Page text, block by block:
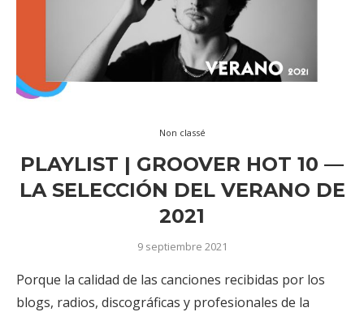
Non classé
PLAYLIST | GROOVER HOT 10 —
LA SELECCIÓN DEL VERANO DE
2021
9 septiembre 2021
Porque la calidad de las canciones recibidas por los
blogs, radios, discográficas y profesionales de la